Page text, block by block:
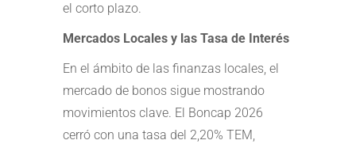
el corto plazo.
Mercados Locales y las Tasa de Interés
En el ámbito de las finanzas locales, el
mercado de bonos sigue mostrando
movimientos clave. El Boncap 2026
cerró con una tasa del 2,20% TEM,